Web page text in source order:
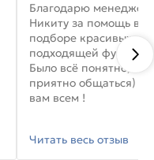
Благодарю
Никиту за помощь в
подборе красивых
подходящей
Было всё понятно, и
приятно общаться)
вам всем !
Читать весь отзыв